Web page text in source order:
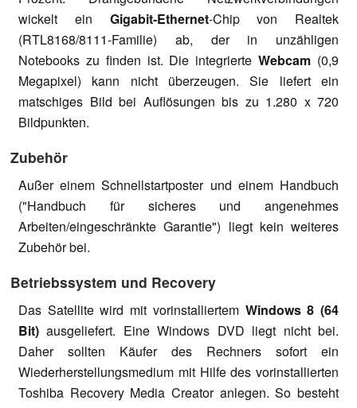
wickelt ein Gigabit-Ethernet-Chip von Realtek
(RTL8168/8111-Familie) ab, der in unzähligen
Notebooks zu finden ist. Die integrierteWebcam (0,9
Megapixel) kann nicht überzeugen. Sie liefert ein
matschiges Bild bei Auflösungen bis zu 1.280 x 720
Bildpunkten.
Zubehör
Außer einem Schnellstartposter und einem Handbuch
("Handbuch für sicheres und angenehmes
Arbeiten/eingeschränkte Garantie") liegt kein weiteres
Zubehör bei.
Betriebssystem und Recovery
Das Satellite wird mit vorinstalliertem Windows 8 (64
Bit) ausgeliefert. Eine Windows DVD liegt nicht bei.
Daher sollten Käufer des Rechners sofort ein
Wiederherstellungsmedium mit Hilfe des vorinstallierten
Toshiba Recovery Media Creator anlegen. So besteht